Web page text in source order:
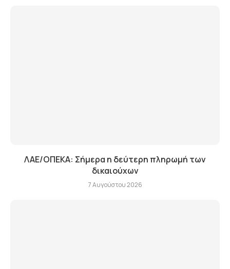
ΛΑΕ/ΟΠΕΚΑ: Σήμερα η δεύτερη πληρωμή των
δικαιούχων
7 Αυγούστου 2026